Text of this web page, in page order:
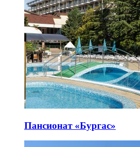
Пансионат «Бургас»